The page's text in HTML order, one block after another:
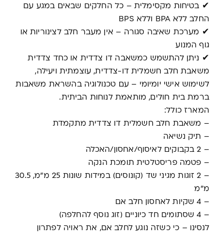
✔ בטיחות מקסימלית – כל החלקים שבאים במגע עם
החלב ללא BPA וללא BPS
✔ מערכת שאיבה סגורה – אין מעבר חלב לצינוריות או
גוף המנוע
✔ ניתן להתשמש כמשאבה דו צדדית או כחד צדדית
משאבת חלב חשמלית דו-צדדית, עוצמתית ויעילה,
לשימוש אישי יומיומי – עם טכנולוגיה בהשראת משאבות
ברמת בית חולים, מותאמת לנוחות הביתית.
המארז כולל:
– משאבת חלב חשמלית דו צדדית מתקמדת
– תיק נשיאה
– 2 בקבוקים לאיסוף/אחסון/האכלה
– פטמה פריסטלטית תומכת הנקה
– 2 זוגות מגיני שד (קונוסים) במידות שונות 25 מ"מ, 30.5
מ"מ
– 4 שקיות לאחסון חלב אם
– 4 שסתומים חד כיוניים (זוג נוסף להחלפה)
לנסינו – כי כשזה נוגע לחלב אם, את ראויה לפתרון